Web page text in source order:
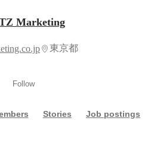
Marketing
東京都
Follow
Stories Job postings